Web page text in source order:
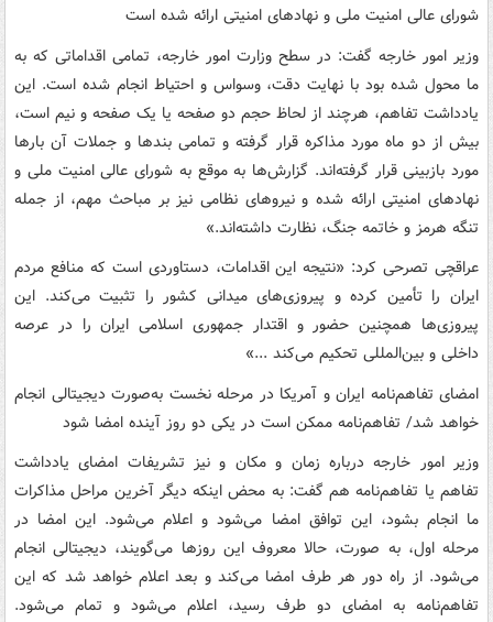
شورای عالی امنیت ملی و نهادهای امنیتی ارائه شده است
وزیر امور خارجه گفت: در سطح وزارت امور خارجه، تمامی اقداماتی که به
ما محول شده بود با نهایت دقت، وسواس و احتیاط انجام شده است. این
یادداشت تفاهم، هرچند از لحاظ حجم دو صفحه یا یک صفحه و نیم است،
بیش از دو ماه مورد مذاکره قرار گرفته و تمامی بندها و جملات آن بارها
مورد بازبینی قرار گرفته‌اند. گزارش‌ها به موقع به شورای عالی امنیت ملی و
نهادهای امنیتی ارائه شده و نیروهای نظامی نیز بر مباحث مهم، از جمله
تنگه هرمز و خاتمه جنگ، نظارت داشته‌اند.»
عراقچی تصرحی کرد: «نتیجه این اقدامات، دستاوردی است که منافع مردم
ایران را تأمین کرده و پیروزی‌های میدانی کشور را تثبیت می‌کند. این
پیروزی‌ها همچنین حضور و اقتدار جمهوری اسلامی ایران را در عرصه
داخلی و بین‌المللی تحکیم می‌کند ...»
امضای تفاهم‌نامه ایران و آمریکا در مرحله نخست به‌صورت دیجیتالی انجام
خواهد شد/ تفاهم‌نامه ممکن است در یکی دو روز آینده امضا شود
وزیر امور خارجه درباره زمان و مکان و نیز تشریفات امضای یادداشت
تفاهم یا تفاهم‌نامه هم گفت: به محض اینکه دیگر آخرین مراحل مذاکرات
ما انجام بشود، این توافق امضا می‌شود و اعلام می‌شود. این امضا در
مرحله اول، به صورت، حالا معروف این روزها می‌گویند، دیجیتالی انجام
می‌شود. از راه دور هر طرف امضا می‌کند و بعد اعلام خواهد شد که این
تفاهم‌نامه به امضای دو طرف رسید، اعلام می‌شود و تمام می‌شود.